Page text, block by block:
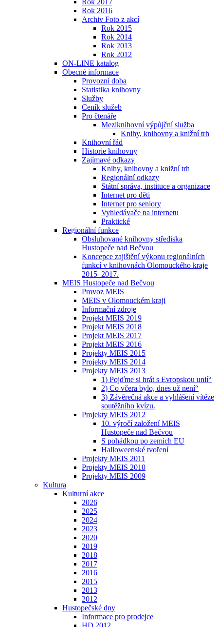
Rok 2017
Rok 2016
Archiv Foto z akcí
Rok 2015
Rok 2014
Rok 2013
Rok 2012
ON-LINE katalog
Obecné informace
Provozní doba
Statistika knihovny
Služby
Ceník služeb
Pro čtenáře
Meziknihovní výpůjční služba
Knihy, knihovny a knižní trh
Knihovní řád
Historie knihovny
Zajímavé odkazy
Knihy, knihovny a knižní trh
Regionální odkazy
Státní správa, instituce a organizace
Internet pro děti
Internet pro seniory
Vyhledávače na internetu
Praktické
Regionální funkce
Obsluhované knihovny střediska
Hustopeče nad Bečvou
Koncepce zajištění výkonu regionálních
funkcí v knihovnách Olomouckého kraje
2015–2017.
MEIS Hustopeče nad Bečvou
Provoz MEIS
MEIS v Olomouckém kraji
Informační zdroje
Projekt MEIS 2019
Projekt MEIS 2018
Projekt MEIS 2017
Projekt MEIS 2016
Projekty MEIS 2015
Projekty MEIS 2014
Projekty MEIS 2013
1) Pojďme si hrát s Evropskou unií“
2) Co včera bylo, dnes už není“
3) Závěrečná akce a vyhlášení vítěze
soutěžního kvízu.
Projekty MEIS 2012
10. výročí založení MEIS
Hustopeče nad Bečvou
S pohádkou po zemích EU
Halloweenské tvoření
Projekty MEIS 2011
Projekty MEIS 2010
Projekty MEIS 2009
Kultura
Kulturní akce
2026
2025
2024
2023
2020
2019
2018
2017
2016
2015
2013
2012
Hustopečské dny
Informace pro prodejce
HD 2012